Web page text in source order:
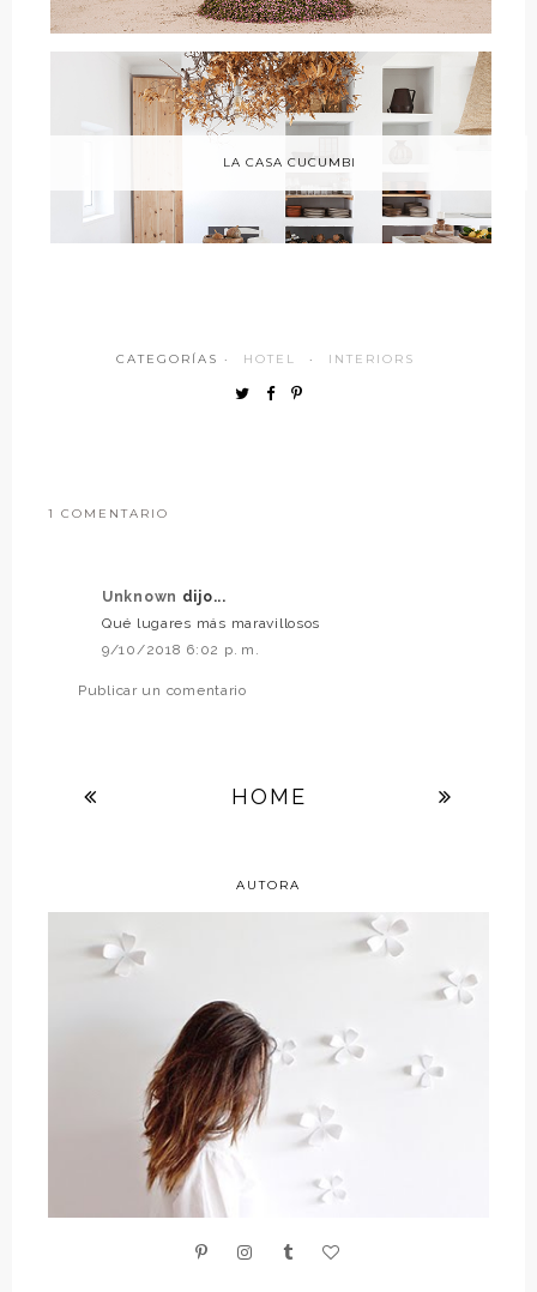
LA CASA CUCUMBI
CATEGORÍAS · HOTEL · INTERIORS
1 COMENTARIO
Unknown dijo...
Qué lugares más maravillosos
9/10/2018 6:02 p. m.
Publicar un comentario
HOME
AUTORA